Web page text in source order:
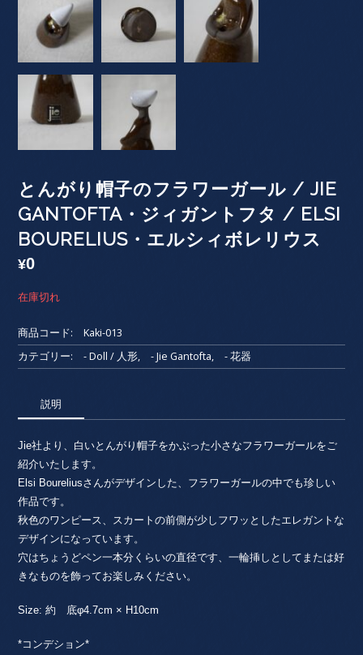
とんがり帽子のフラワーガール / JIE
GANTOFTA・ジィガントフタ / ELSI
BOURELIUS・エルシィボレリウス
¥0
在庫切れ
商品コード:
Kaki-013
カテゴリー:
- Doll / 人形, - Jie Gantofta, - 花器
説明
Jie社より、白いとんがり帽子をかぶった小さなフラワーガールをご
紹介いたします。
Elsi Boureliusさんがデザインした、フラワーガールの中でも珍しい
作品です。
秋色のワンピース、スカートの前側が少しフワッとしたエレガントな
デザインになっています。
穴はちょうどペン一本分くらいの直径です、一輪挿しとしてまたは好
きなものを飾ってお楽しみください。
Size: 約 底φ4.7cm × H10cm
*コンデション*